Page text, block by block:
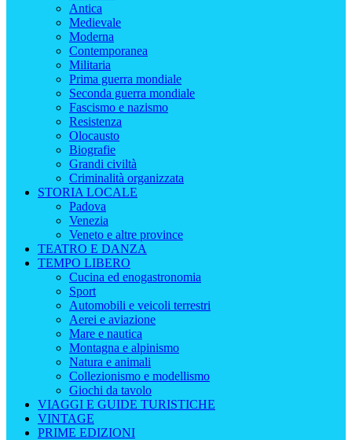
Antica
Medievale
Moderna
Contemporanea
Militaria
Prima guerra mondiale
Seconda guerra mondiale
Fascismo e nazismo
Resistenza
Olocausto
Biografie
Grandi civiltà
Criminalità organizzata
STORIA LOCALE
Padova
Venezia
Veneto e altre province
TEATRO E DANZA
TEMPO LIBERO
Cucina ed enogastronomia
Sport
Automobili e veicoli terrestri
Aerei e aviazione
Mare e nautica
Montagna e alpinismo
Natura e animali
Collezionismo e modellismo
Giochi da tavolo
VIAGGI E GUIDE TURISTICHE
VINTAGE
PRIME EDIZIONI